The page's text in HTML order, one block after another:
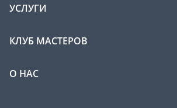
УСЛУГИ
КЛУБ МАСТЕРОВ
О НАС